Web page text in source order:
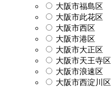
大阪市福島区
大阪市此花区
大阪市西区
大阪市港区
大阪市大正区
大阪市天王寺区
大阪市浪速区
大阪市西淀川区